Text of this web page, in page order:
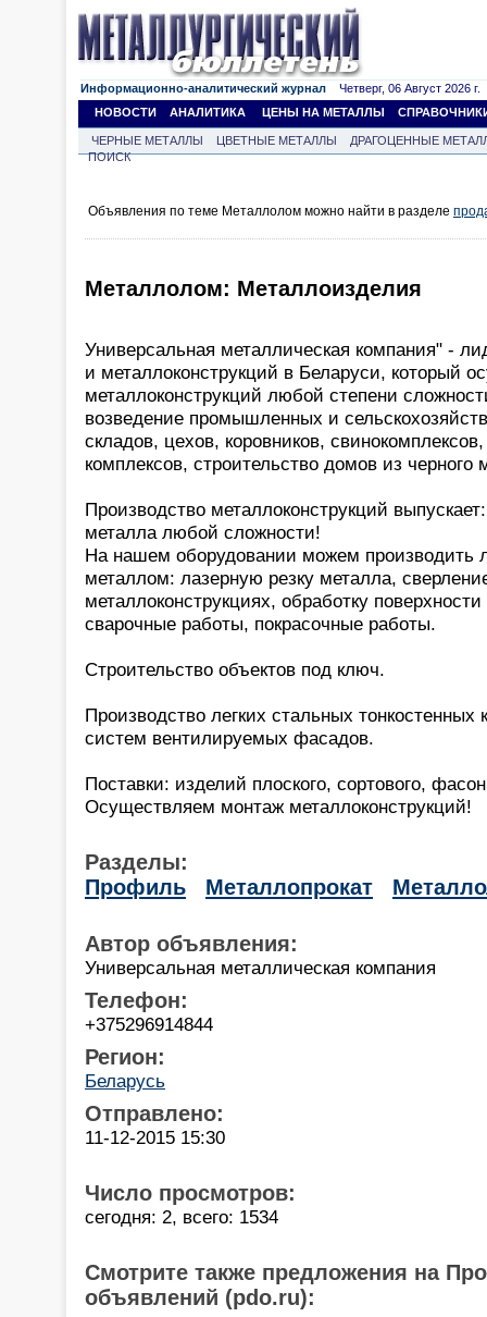
Информационно-аналитический журнал Четверг, 06 Август 2026 г.
НОВОСТИ
АНАЛИТИКА ЦЕНЫ НА МЕТАЛЛЫ
ЧЕРНЫЕ МЕТАЛЛЫ ЦВЕТНЫЕ МЕТАЛЛЫ
ДРАГОЦЕННЫЕ
ПОИСК
Объявления по теме Металлолом можно найти в разделе
Металлолом: Металлоизделия
Универсальная металлическая компания" -
и металлоконструкций в Беларуси, который
металлоконструкций любой степени
возведение промышленных и
складов, цехов, коровников,
комплексов, строительство домов из черного
Производство металлоконструкций
металла любой сложности!
На нашем оборудовании можем производить
металлом: лазерную резку металла,
металлоконструкциях, обработку
сварочные работы, покрасочные работы.
Строительство объектов под ключ.
Производство легких стальных
систем вентилируемых фасадов.
Поставки: изделий плоского, сортового,
Осуществляем монтаж металлоконструкций!
Разделы:
Профиль
Металлопрокат
Автор объявления:
Универсальная металлическая компания
Телефон:
+375296914844
Регион:
Беларусь
Отправлено:
11-12-2015 15:30
Число просмотров:
сегодня: 2, всего: 1534
Смотрите также предложения на
объявлений (pdo.ru):